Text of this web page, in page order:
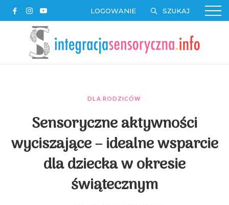
LOGOWANIE
DLA RODZICÓW
Sensoryczne aktywności
wyciszające – idealne wsparcie
dla dziecka w okresie
świątecznym